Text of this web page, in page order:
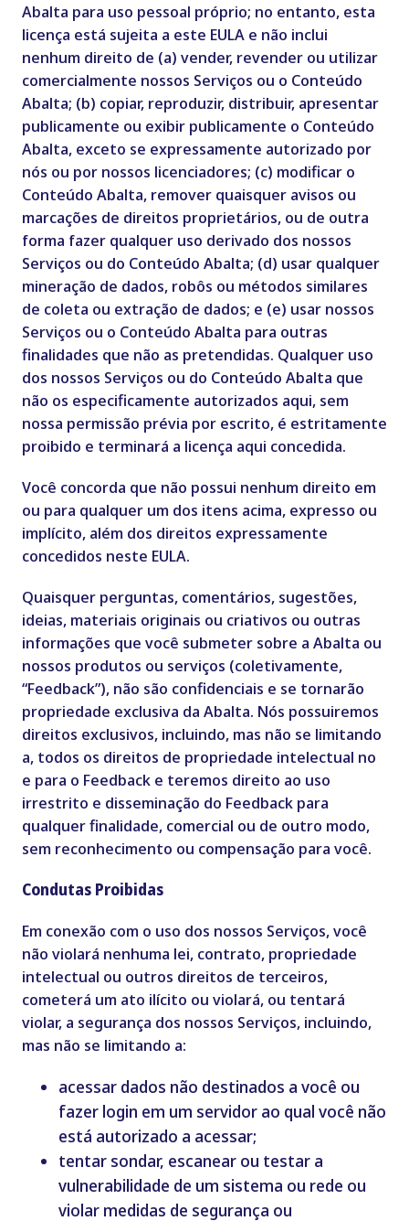
Abalta para uso pessoal próprio; no entanto, esta
licença está sujeita a este EULA e não inclui
nenhum direito de (a) vender, revender ou utilizar
comercialmente nossos Serviços ou o Conteúdo
Abalta; (b) copiar, reproduzir, distribuir, apresentar
publicamente ou exibir publicamente o Conteúdo
Abalta, exceto se expressamente autorizado por
nós ou por nossos licenciadores; (c) modificar o
Conteúdo Abalta, remover quaisquer avisos ou
marcações de direitos proprietários, ou de outra
forma fazer qualquer uso derivado dos nossos
Serviços ou do Conteúdo Abalta; (d) usar qualquer
mineração de dados, robôs ou métodos similares
de coleta ou extração de dados; e (e) usar nossos
Serviços ou o Conteúdo Abalta para outras
finalidades que não as pretendidas. Qualquer uso
dos nossos Serviços ou do Conteúdo Abalta que
não os especificamente autorizados aqui, sem
nossa permissão prévia por escrito, é estritamente
proibido e terminará a licença aqui concedida.
Você concorda que não possui nenhum direito em
ou para qualquer um dos itens acima, expresso ou
implícito, além dos direitos expressamente
concedidos neste EULA.
Quaisquer perguntas, comentários, sugestões,
ideias, materiais originais ou criativos ou outras
informações que você submeter sobre a Abalta ou
nossos produtos ou serviços (coletivamente,
“Feedback”), não são confidenciais e se tornarão
propriedade exclusiva da Abalta. Nós possuiremos
direitos exclusivos, incluindo, mas não se limitando
a, todos os direitos de propriedade intelectual no
e para o Feedback e teremos direito ao uso
irrestrito e disseminação do Feedback para
qualquer finalidade, comercial ou de outro modo,
sem reconhecimento ou compensação para você.
Condutas Proibidas
Em conexão com o uso dos nossos Serviços, você
não violará nenhuma lei, contrato, propriedade
intelectual ou outros direitos de terceiros,
cometerá um ato ilícito ou violará, ou tentará
violar, a segurança dos nossos Serviços, incluindo,
mas não se limitando a:
acessar dados não destinados a você ou
fazer login em um servidor ao qual você não
está autorizado a acessar;
tentar sondar, escanear ou testar a
vulnerabilidade de um sistema ou rede ou
violar medidas de segurança ou